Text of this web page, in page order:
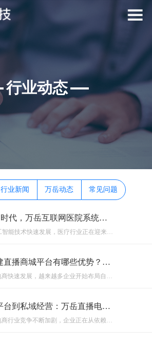
行业动态
行业新闻 万岳动态 常见问题
AI+医疗时代，万岳互联网医院系统开发如何推动医院服务模式升级？
企业自建直播商城平台有哪些优势？万岳私域直播电商系统源码开发方案解析
从流量平台到私域经营：万岳直播电商系统源码正在成为企业新选择